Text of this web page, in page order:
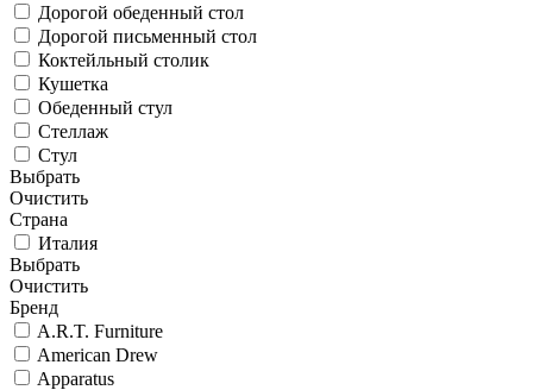
Дорогой обеденный стол
Дорогой письменный стол
Коктейльный столик
Кушетка
Обеденный стул
Стеллаж
Стул
Выбрать
Очистить
Страна
Италия
Выбрать
Очистить
Бренд
A.R.T. Furniture
American Drew
Apparatus